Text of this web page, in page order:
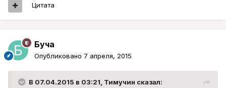
Цитата
Буча
Опубликовано 7 апреля, 2015
В 07.04.2015 в 03:21, Тимучин сказал: